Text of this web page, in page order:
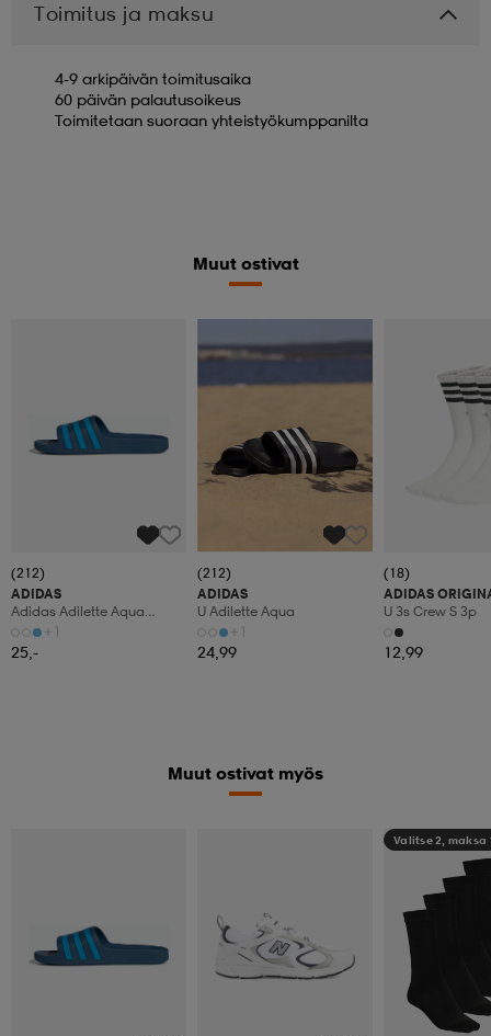
Toimitus ja maksu
4-9 arkipäivän toimitusaika
60 päivän palautusoikeus
Toimitetaan suoraan yhteistyökumppanilta
Muut ostivat
(212)
ADIDAS
Adidas Adilette Aqua
Tofflor+1
25,-
(212)
ADIDAS
U Adilette Aqua
+1
24,99
(18)
ADIDAS
U 3s Crew S 3p
12,99
Muut ostivat myös
Valitse 2, maksa